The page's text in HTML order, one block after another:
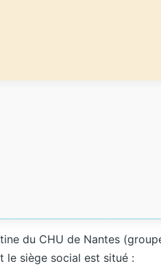
du CHU de Nantes
le siège social est situé :